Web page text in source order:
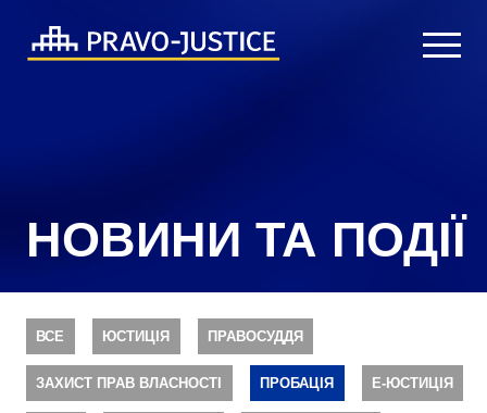
НОВИНИ ТА ПОДІЇ
ВСЕ ЮСТИЦІЯ ПРАВОСУДДЯ
ЗАХИСТ ПРАВ ВЛАСНОСТІ ПРОБАЦІЯ Е-ЮСТИЦІЯ